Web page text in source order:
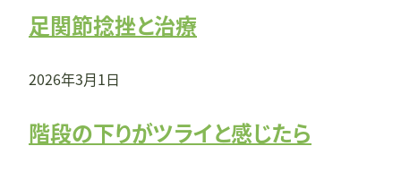
足関節捻挫と治療
2026年3月1日
階段の下りがツライと感じたら